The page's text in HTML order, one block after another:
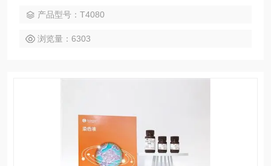
产品型号：T4080
浏览量：6303